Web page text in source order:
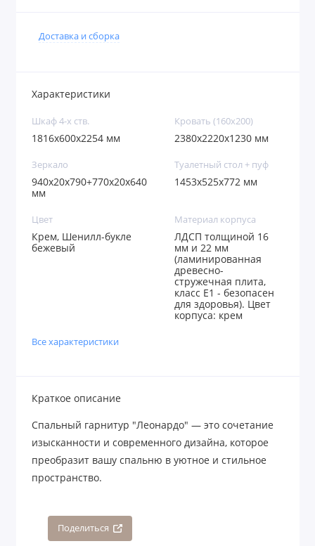
Доставка и сборка
Характеристики
Шкаф 4-х ств.
1816х600х2254 мм
Кровать (160х200)
2380х2220х1230 мм
Зеркало
940х20х790+770х20х640
мм
Туалетный стол + пуф
1453х525х772 мм
Цвет
Крем, Шенилл-букле
бежевый
Материал корпуса
ЛДСП толщиной 16
мм и 22 мм
(ламинированная
древесно-
стружечная плита,
класс E1 - безопасен
для здоровья). Цвет
корпуса: крем
Все характеристики
Краткое описание
Спальный гарнитур "Леонардо" — это сочетание
изысканности и современного дизайна, которое
преобразит вашу спальню в уютное и стильное
пространство.
Поделиться